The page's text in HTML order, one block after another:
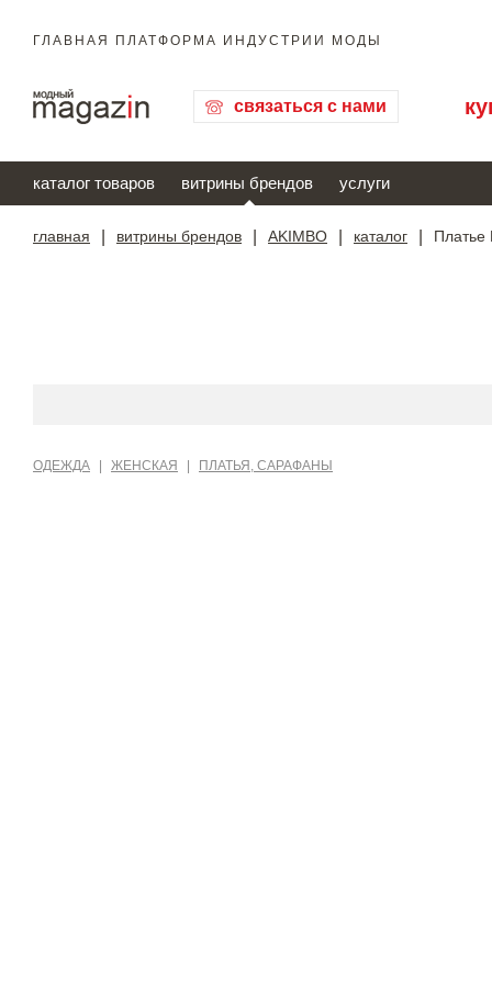
ГЛАВНАЯ ПЛАТФОРМА ИНДУСТРИИ МОДЫ
связаться с нами
каталог товаров витрины брендов услуги
главная витрины брендов AKIMBO каталог
ОДЕЖДА ЖЕНСКАЯ ПЛАТЬЯ, САРАФАНЫ